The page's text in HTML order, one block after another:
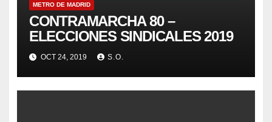
METRO DE MADRID
CONTRAMARCHA 80 –
ELECCIONES SINDICALES 2019
OCT 24, 2019 S.O.